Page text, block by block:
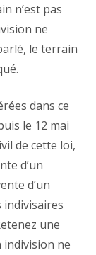
n’est pas
ne
le terrain
dans ce
le 12 mai
de cette loi,
d’un
d’un
une
indivision ne